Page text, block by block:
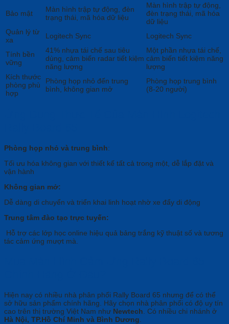
Bảo mật
Màn hình trập tự động, đèn
trạng thái, mã hóa dữ liệu
Màn hình trập tự động,
đèn trạng thái, mã hóa
dữ liệu
Quản lý từ
xa
Logitech Sync Logitech Sync
Tính bền
vững
41% nhựa tái chế sau tiêu
dùng, cảm biến radar tiết kiệm
năng lượng
Một phần nhựa tái chế,
cảm biến tiết kiệm năng
lượng
Kích thước
phòng phù
hợp
Phòng họp nhỏ đến trung
bình, không gian mở
Phòng họp trung bình
(8-20 người)
Phòng họp nhỏ và trung bình:
Tối ưu hóa không gian với thiết kế tất cả trong một, dễ lắp đặt và
vận hành
Không gian mở:
Dễ dàng di chuyển và triển khai linh hoạt nhờ xe đẩy di động
Trung tâm đào tạo trực tuyến:
Hỗ trợ các lớp học online hiệu quả bảng trắng kỹ thuật số và tương
tác cảm ứng mượt mà.
Hiện nay có nhiều nhà phân phối Rally Board 65 nhưng để có thể
sở hữu sản phẩm chính hãng. Hãy chọn nhà phân phối có độ uy tín
cao trên thị trường Việt Nam như Newtech . Có nhiều chi nhánh ở
Hà Nội, TP.Hồ Chí Minh và Bình Dương